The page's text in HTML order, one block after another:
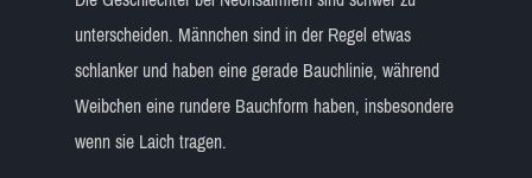
unterscheiden. Männchen sind in der Regel etwas
schlanker und haben eine gerade Bauchlinie, während
Weibchen eine rundere Bauchform haben, insbesondere
wenn sie Laich tragen.